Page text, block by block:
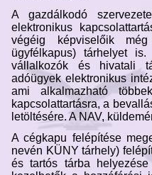
A gazdálkodó
elektronikus
végéig képviselőik
ügyfélkapus) tárhelyet
vállalkozók és hivatali
adóügyek elektronikus
ami alkalmazható
kapcsolattartásra, a
letöltésére. A NAV,
A cégkapu felépítése
nevén KÜNY tárhely)
és tartós tárba